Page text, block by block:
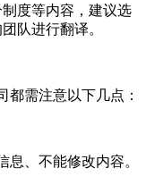
度等内容，建议选
队进行翻译。
都需注意以下几点：
、不能修改内容。